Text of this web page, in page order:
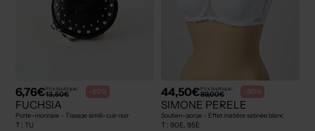
6,76€Prix boutique :
13,50€ -50%
FUCHSIA
Porte-monnaie - Tissage simili-cuir noir
T : TU
44,50€Prix boutique :
89,00€ -50%
SIMONE PERELE
Soutien-gorge - Effet matière satinée blanc
T : 90E, 95E